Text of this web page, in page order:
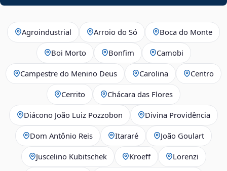
Agroindustrial Arroio do Só Boca do Monte
Boi Morto Bonfim Camobi
Campestre do Menino Deus Carolina Centro
Cerrito Chácara das Flores
Diácono João Luiz Pozzobon Divina Providência
Dom Antônio Reis Itararé João Goulart
Juscelino Kubitschek Kroeff Lorenzi